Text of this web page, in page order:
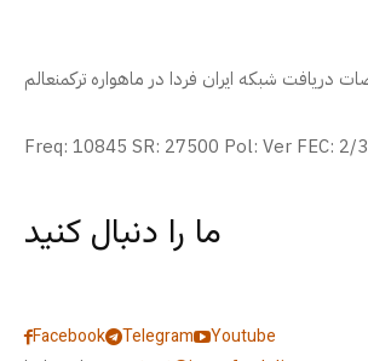
Freq: 10845 SR: 27500 Pol: Ver FEC: 2/3
ما را دنبال کنید
Facebook Telegram
Youtube